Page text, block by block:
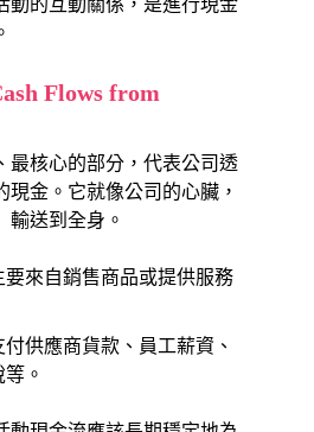
動的互動關係，是進行現金
Flows from
最核心的部分，代表公司透
現金。它就像公司的心臟，
輸送到全身。
要來自銷售商品或提供服務
付供應商貨款、員工薪資、
。